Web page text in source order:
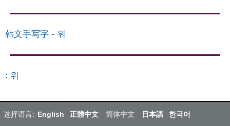
韩文手写字 - 위
: 위
选择语言: English 正體中文 简体中文 日本語 한국어